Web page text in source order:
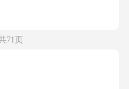
71页